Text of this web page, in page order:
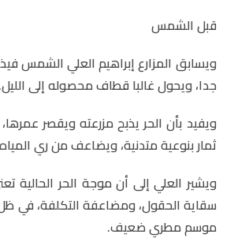
قبل الشمس
ويسابق المزارع إبراهيم العلي الشمس
جدا، ويحول غالبا قطاف محصوله إلى الليل.
ويفيد بأن الحر يذبح مزرعته ويقصر
ثمار بنوعية متدنية، ويضاعف من ري
ويشير العلي إلى أن موجة الحر الحالية
سقاية الحقول، ومضاعفة التكلفة، في
موسم مطري ضعيف.